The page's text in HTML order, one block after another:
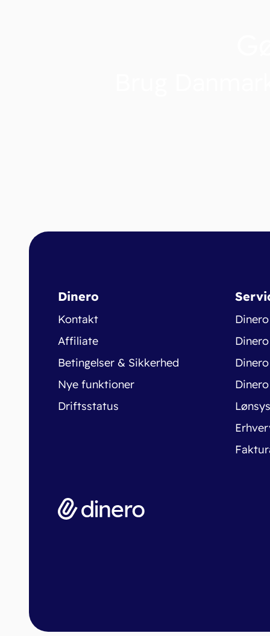
Dinero
Kontakt
Affiliate
Betingelser & Sikkerhed
Nye funktioner
Driftsstatus